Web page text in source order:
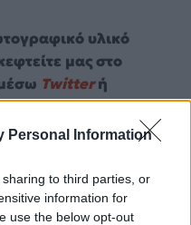
Personal Information
to third parties, or
information for
use the below opt-out
υλικό
μας στο
Twitterή
.
το
Google